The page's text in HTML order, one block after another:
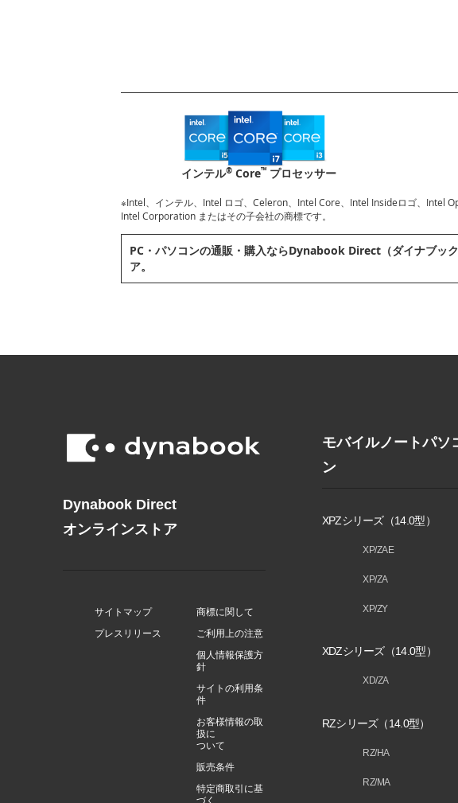
インテル®Core™プロセッサー
※Intel、インテル、Intel ロゴ、Celeron、Intel Core、Intel Insideロゴ、Intel
Intel Corporation またはその子会社の商標です。
PC・パソコンの通販・購⼊ならDynabook Direct（ダイナブ
ア。
Dynabook Direct
オンラインストア
サイトマップ
プレスリリース
商標に関して
ご利用上の注意
個人情報保護方
針
サイトの利用条
件
お客様情報の取
扱に
ついて
販売条件
特定商取引に基
づく
モバイルノートパソ
ン
XPZシリーズ（14.0型）
XP/ZAE
XP/ZA
XP/ZY
XDZシリーズ（14.0型）
XD/ZA
RZシリーズ（14.0型）
RZ/HA
RZ/MA